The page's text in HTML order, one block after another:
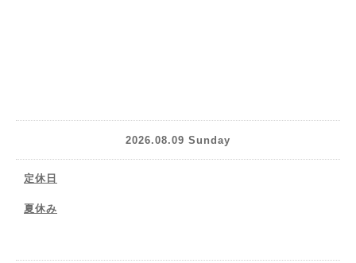
2026.08.09 Sunday
定休日
夏休み